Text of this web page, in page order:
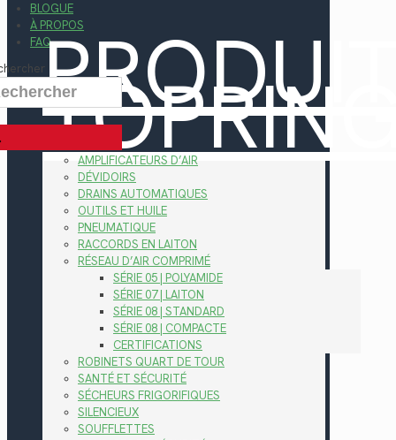
BLOGUE
À PROPOS
FAQ
AMPLIFICATEURS D’AIR
DÉVIDOIRS
DRAINS AUTOMATIQUES
OUTILS ET HUILE
PNEUMATIQUE
RACCORDS EN LAITON
RÉSEAU D’AIR COMPRIMÉ
SÉRIE 05 | POLYAMIDE
SÉRIE 07 | LAITON
SÉRIE 08 | STANDARD
SÉRIE 08 | COMPACTE
CERTIFICATIONS
ROBINETS QUART DE TOUR
SANTÉ ET SÉCURITÉ
SÉCHEURS FRIGORIFIQUES
SILENCIEUX
SOUFFLETTES